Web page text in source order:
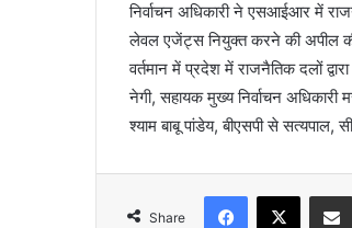
निर्वाचन अधिकारी ने एसआईआर में
लेवल एजेंट्स नियुक्त करने की अपील
वर्तमान में प्रदेश में राजनैतिक दलों
नेगी, सहायक मुख्य निर्वाचन अधिकारी
श्याम बाबू पांडेय, बीएसपी से
Share